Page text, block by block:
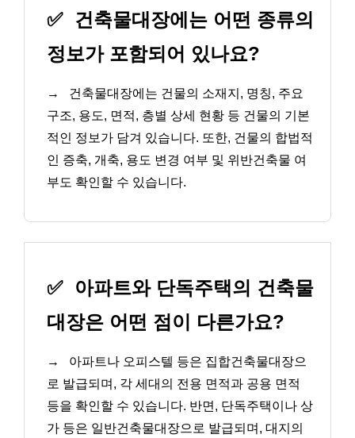
✅
건축물대장에는 어떤 종류의
정보가 포함되어 있나요?
→
건축물대장에는 건물의 소재지, 명칭, 주요
구조, 용도, 면적, 층별 상세 현황 등 건물의 기본
적인 정보가 담겨 있습니다. 또한, 건물의 합법적
인 증축, 개축, 용도 변경 여부 및 위반건축물 여
부도 확인할 수 있습니다.
✅
아파트와 단독주택의 건축물
대장은 어떤 점이 다른가요?
→
아파트나 오피스텔 등은 집합건축물대장으
로 발급되며, 각 세대의 전용 면적과 공용 면적
등을 확인할 수 있습니다. 반면, 단독주택이나 상
가 등은 일반건축물대장으로 발급되며, 대지의